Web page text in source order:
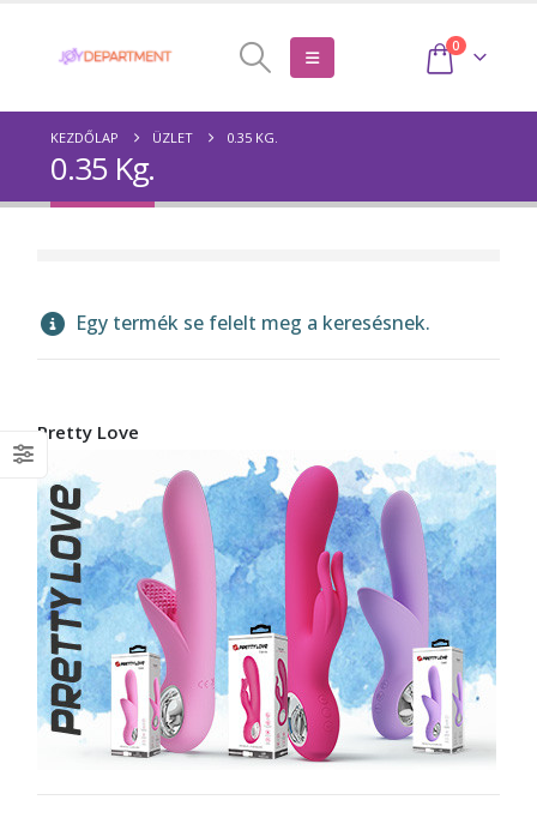
0
KEZDŐLAP ÜZLET 0.35 KG.
0.35 Kg.
Egy termék se felelt meg a keresésnek.
Pretty Love